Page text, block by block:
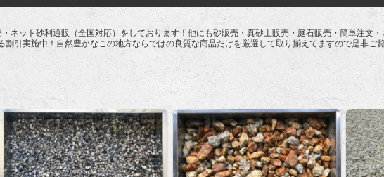
ネット砂利通販（全国対応）をしております！他にも砂販売・真砂土販売・庭石販売・簡単注文
引実施中！自然豊かなこの地方ならではの良質な商品だけを厳選して取り揃えてますので是非ご